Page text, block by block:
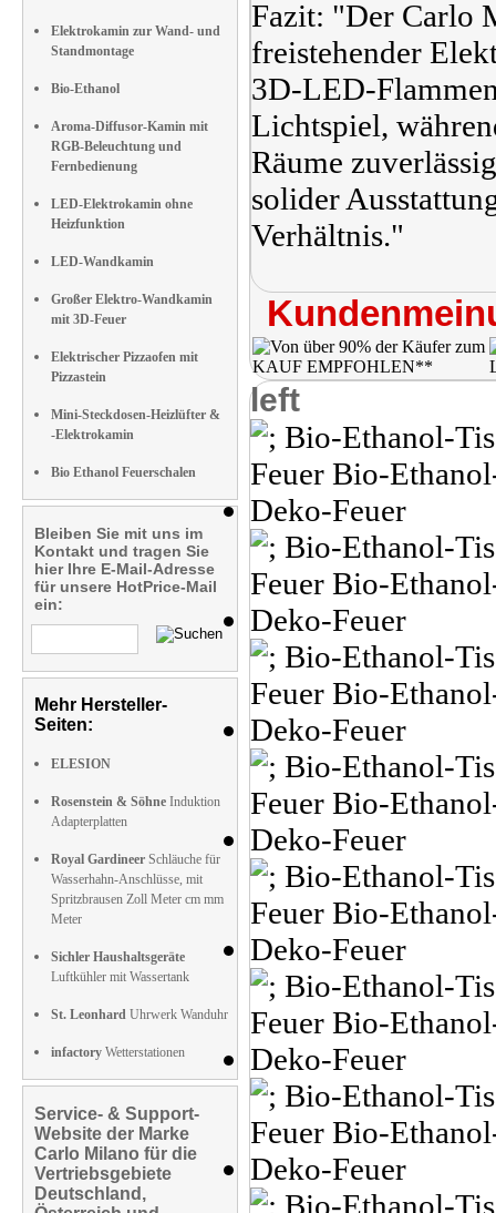
Elektrokamin zur Wand- und
Standmontage
Bio-Ethanol
Aroma-Diffusor-Kamin mit
RGB-Beleuchtung und
Fernbedienung
LED-Elektrokamin ohne
Heizfunktion
LED-Wandkamin
Großer Elektro-Wandkamin
mit 3D-Feuer
Elektrischer Pizzaofen mit
Pizzastein
Mini-Steckdosen-Heizlüfter &
-Elektrokamin
Bio Ethanol Feuerschalen
Bleiben Sie mit uns im
Kontakt und tragen Sie
hier Ihre E-Mail-Adresse
für unsere HotPrice-Mail
ein:
Mehr Hersteller-
Seiten:
ELESION
Rosenstein & Söhne Induktion
Adapterplatten
Royal Gardineer Schläuche für
Wasserhahn-Anschlüsse, mit
Spritzbrausen Zoll Meter cm mm
Meter
Sichler Haushaltsgeräte
Luftkühler mit Wassertank
St. Leonhard Uhrwerk Wanduhr
infactory Wetterstationen
Service- & Support-
Website der Marke
Carlo Milano für die
Vertriebsgebiete
Deutschland,
Fazit: "Der Carlo
freistehender
3D-LED-
Lichtspiel,
Räume
solider
Verhältnis."
left